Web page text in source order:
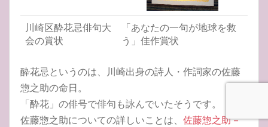
川崎区酔花忌俳句大
会の賞状
「あなたの一句が地球を救
う」佳作賞状
酔花忌というのは、川崎出身の詩人・作詞家の佐藤
惣之助の命日。
「酔花」の俳号で俳句も詠んでいたそうです。
佐藤惣之助についての詳しいことは、 佐藤惣之助 –